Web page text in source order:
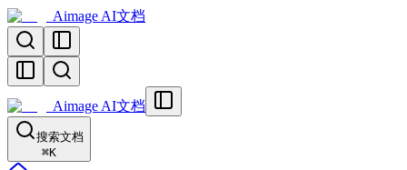
Aimage AI文档
Aimage AI文档
搜索文档
⌘K